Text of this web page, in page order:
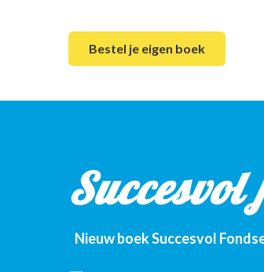
Bestel je eigen boek
Succesvol
Nieuw boek Succesvol